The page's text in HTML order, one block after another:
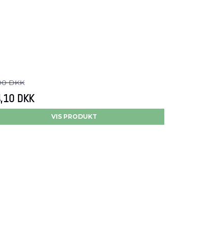
DKK
DKK
VIS PRODUKT